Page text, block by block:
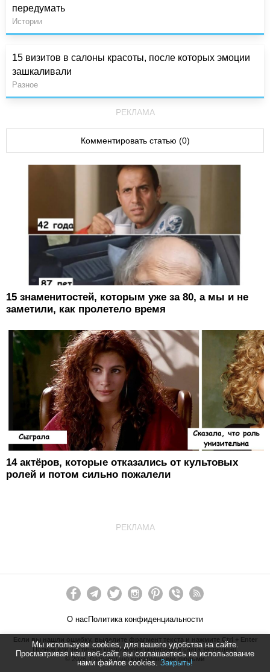
Мы используем cookies, для вашего удобства на сайте.
Просматривая наш веб-сайт, вы соглашаетесь на использование
нами файлов cookies. Закрыть!
передумать
Истории
15 визитов в салоны красоты, после которых эмоции
зашкаливали
Разное
РЕКЛАМА
Комментировать статью (0)
15 знаменитостей, которым уже за 80, а мы и не
заметили, как пролетело время
14 актёров, которые отказались от культовых
ролей и потом сильно пожалели
РЕКЛАМА
О нас Политика конфиденциальности
Если вы нашли ошибку, выделите фрагмент текста и нажмите Ctrl + Enter
Полное или частичное копирование материалов сайта запрещено.
©2026 . Разработанокреативными людьми